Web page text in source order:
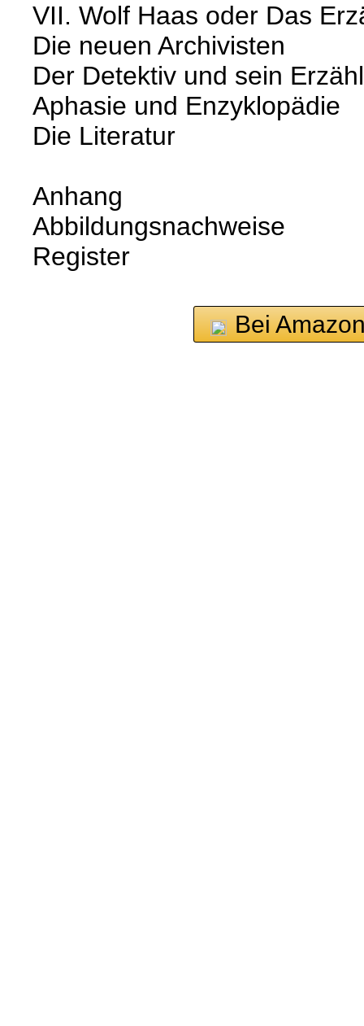
VII. Wolf Haas oder Das
Die neuen Archivisten
Der Detektiv und sein
Aphasie und Enzyklopädie
Die Literatur
Anhang
Abbildungsnachweise
Register
Bei